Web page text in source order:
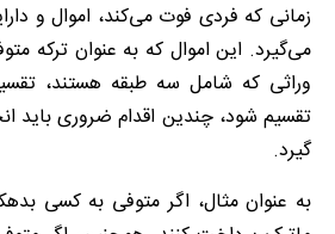
زمانی که فردی فوت می‌کند، اموال و
می‌گیرد. این اموال که به عنوان ترکه
وراثی که شامل سه طبقه هستند،
تقسیم شود، چندین اقدام ضروری باید
گیرد.
به عنوان مثال، اگر متوفی به کسی